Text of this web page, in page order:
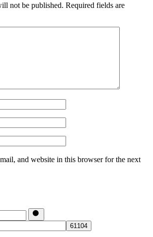
not be published. Required fields are
and website in this browser for the next